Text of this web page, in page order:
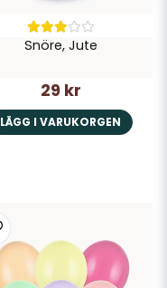
Snöre, Jute
29 kr
LÄGG I VARUKORGEN